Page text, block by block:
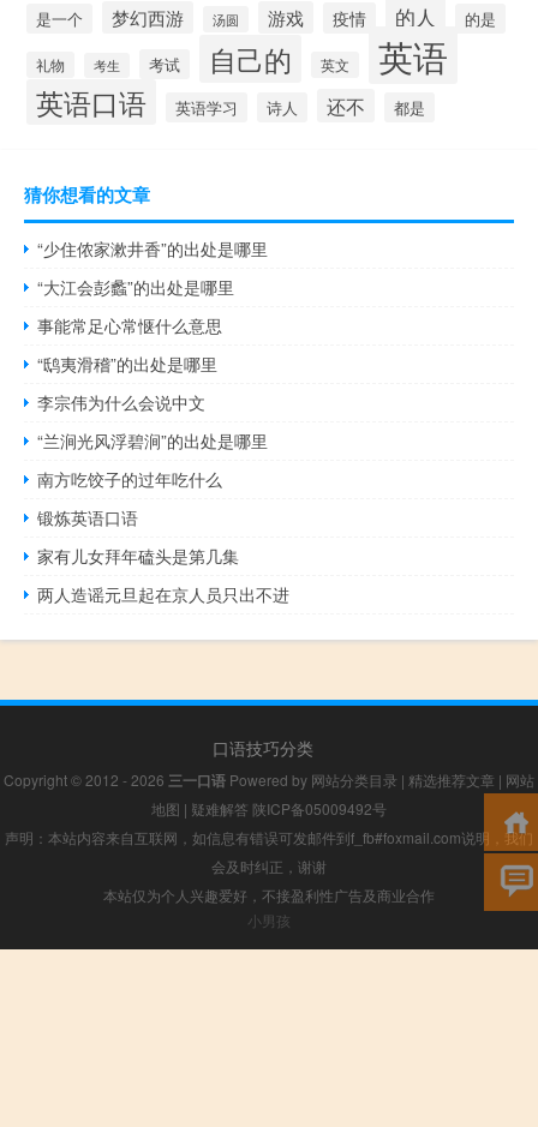
是一个
梦幻西游 汤圆 游戏 疫情 的人 的是
礼物 考生 考试 自己的 英文 英语
英语口语 英语学习 诗人 还不 都是
猜你想看的文章
“少住侬家漱井香”的出处是哪里
“大江会彭蠡”的出处是哪里
事能常足心常惬什么意思
“鸱夷滑稽”的出处是哪里
李宗伟为什么会说中文
“兰涧光风浮碧涧”的出处是哪里
南方吃饺子的过年吃什么
锻炼英语口语
家有儿女拜年磕头是第几集
两人造谣元旦起在京人员只出不进
口语技巧分类
Copyright © 2012 - 2026 三一口语 Powered by 网站分类目录 | 精选推荐文章 | 网站
地图 | 疑难解答 陕ICP备05009492号
声明：本站内容来自互联网，如信息有错误可发邮件到f_fb#foxmail.com说明，我们
会及时纠正，谢谢
本站仅为个人兴趣爱好，不接盈利性广告及商业合作
小男孩